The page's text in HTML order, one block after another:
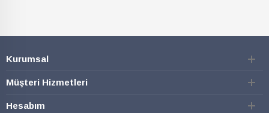
Kurumsal
Müşteri Hizmetleri
Hesabım